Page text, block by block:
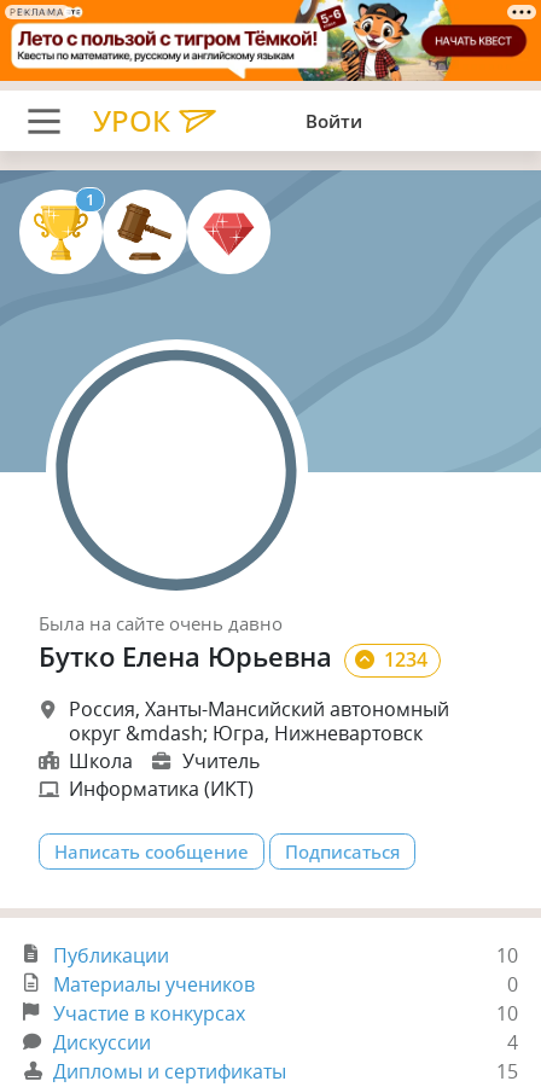
РЕКЛАМА
УРОК Войти
1
Была на сайте очень давно
Бутко Елена Юрьевна
1234
Россия, Ханты-Мансийский автономный
округ &mdash; Югра, Нижневартовск
Школа
Учитель
Информатика (ИКТ)
Написать сообщение Подписаться
Публикации
10
Материалы учеников
0
Участие в конкурсах
10
Дискуссии
4
Дипломы и сертификаты
15